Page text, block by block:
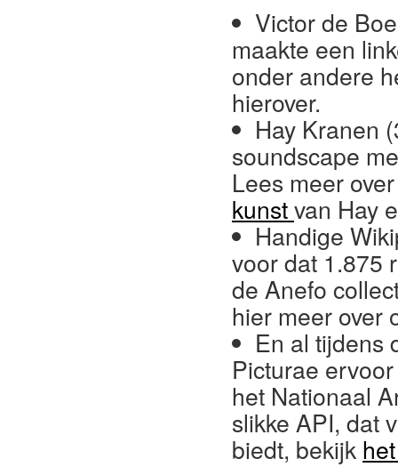
Victor de
maakte een
onder andere
hierover.
Hay Kranen
soundscape
Lees meer
kunstvan Hay
Handige
voor dat 1.875
de Anefo
hier meer over
En al tijdens
Picturae
het Nationaal
slikke API, dat
biedt, bekijk